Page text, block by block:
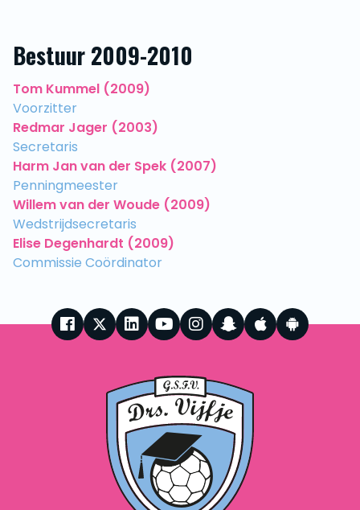
Bestuur 2009-2010
Tom Kummel (2009)
Voorzitter
Redmar Jager (2003)
Secretaris
Harm Jan van der Spek (2007)
Penningmeester
Willem van der Woude (2009)
Wedstrijdsecretaris
Elise Degenhardt (2009)
Commissie Coördinator